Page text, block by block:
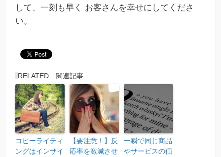
して、一刻も早く お客さんを幸せにしてくださ
い。
RELATED 関連記事
コピーライティ
ングはインサイ
【要注意！】反
応率を激減させ
一瞬で同じ商品
やサービスの価